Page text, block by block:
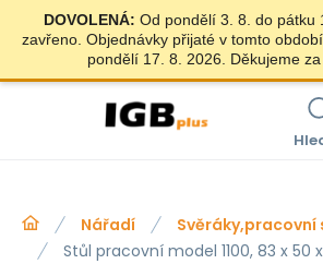
DOVOLENÁ: Od pondělí 3. 8. do pátku
zavřeno. Objednávky přijaté v tomto
pondělí 17. 8. 2026. Děkujeme za
Nářadí
Svěráky,pracovní
Stůl pracovní model 1100, 83 x 50